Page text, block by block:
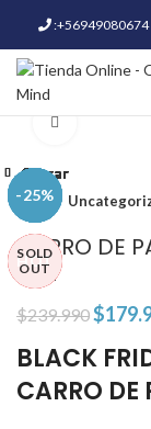
:+56949080674
Inicio
CARRO DE
EN 1
$239.990$
BLACK
CARRO DE
-44%
Cerrar
-25%
SOLD
OUT
Cerrar
-44%
Cerrar
-44%
Cerrar
-20%
HOT
Cerrar
-17%
HOT
Cerrar
-21%
Cerrar
-25%
SOLD
OUT
Cerrar